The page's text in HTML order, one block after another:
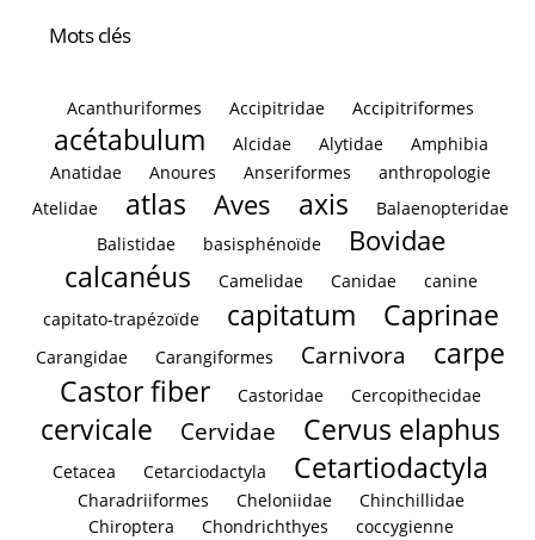
Mots clés
Acanthuriformes Accipitridae Accipitriformes
acétabulum Alcidae Alytidae
Amphibia
Anatidae
Anoures Anseriformes
anthropologie
Atelidae
atlas Aves axis
Balaenopteridae
Balistidae
basisphénoïde Bovidae
calcanéus Camelidae Canidae
canine
capitato-trapézoïde
capitatum Caprinae
Carangidae Carangiformes Carnivora
carpe
Castor fiber
Castoridae Cercopithecidae
cervicale Cervidae Cervus elaphus
Cetacea Cetarciodactyla Cetartiodactyla
Charadriiformes Cheloniidae
Chinchillidae
Chiroptera
Chondrichthyes
coccygienne